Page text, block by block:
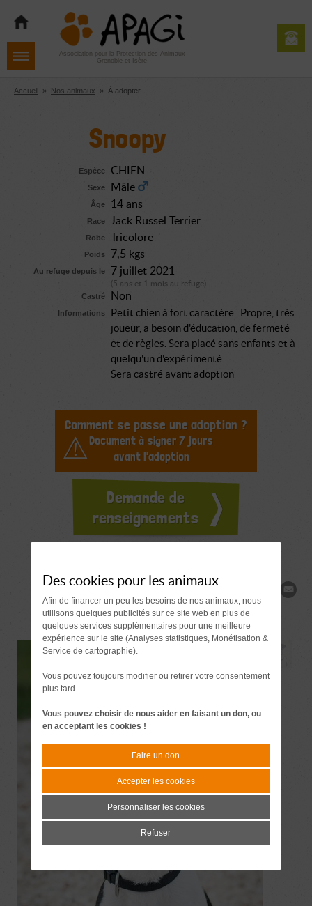
navigation
contenu
Aller
pied
de
Association pour la Protection des Animaux
Grenoble et Isère
Accueil » Nos animaux » À adopter
Snoopy
Espèce CHIEN
Sexe Mâle
Âge 14 ans
Race Jack Russel Terrier
Robe Tricolore
Poids 7,5 kgs
Au refuge depuis le 7 juillet 2021
(5 ans et 1 mois au refuge)
Castré
Non
Informations
Petit chien à fort caractère.. Propre, très
joueur, a besoin d'éducation, de fermeté
et de règles. Sera placé sans enfants et à
quelqu'un d'expérimenté
Sera castré avant adoption
Comment se passe une adoption ?
Document à signer 7 jours
avant l'adoption
Demande de
renseignements
Des cookies pour les animaux
Afin de financer un peu les besoins de nos animaux, nous
utilisons quelques publicités sur ce site web en plus de
quelques services supplémentaires pour une meilleure
expérience sur le site (Analyses statistiques, Monétisation &
Service de cartographie).
Vous pouvez toujours modifier ou retirer votre consentement
plus tard.
Vous pouvez choisir de nous aider en faisant un don, ou
en acceptant les cookies !
Faire un don
Accepter les cookies
Personnaliser les cookies
Refuser